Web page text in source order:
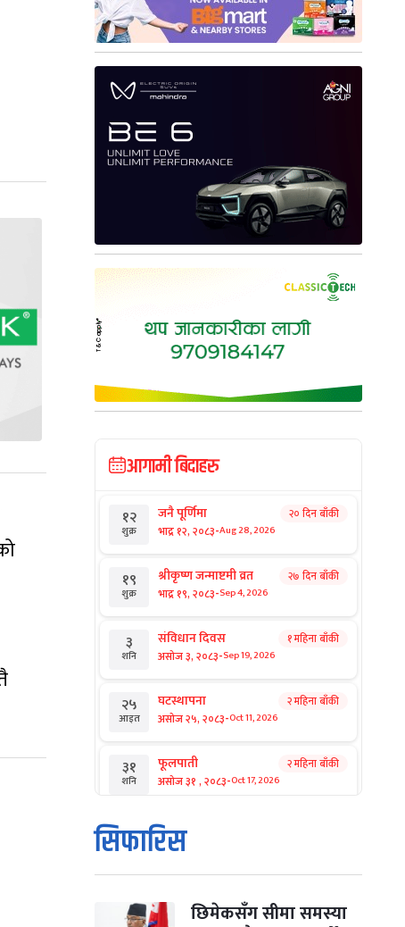
आगामी बिदाहरु
१२
शुक्र
जनै पूर्णिमा
भाद्र १२, २०८३-Aug 28, 2026
२० दिन बाँकी
१९
शुक्र
श्रीकृष्ण जन्माष्टमी व्रत
भाद्र १९, २०८३-Sep 4, 2026
२७ दिन बाँकी
३
शनि
संविधान दिवस
असोज ३, २०८३-Sep 19, 2026
१ महिना बाँकी
२५
आइत
घटस्थापना
असोज २५, २०८३-Oct 11, 2026
२ महिना बाँकी
३१
शनि
फूलपाती
असोज ३१ , २०८३-Oct 17, 2026
२ महिना बाँकी
१
आइत
कार्तिक सङ्क्रान्ति
कार्तिक १, २०८३
मंगल कार्तिक ३, २०८३-Oct 20, 2026
सिफारिस
छिमेकसँग सीमा समस्या